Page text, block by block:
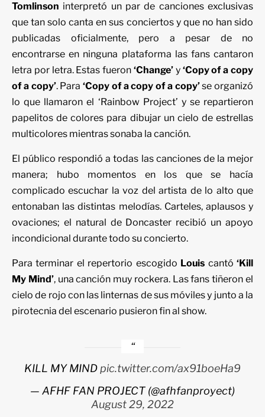
Tomlinson interpretó un par de canciones exclusivas
que tan solo canta en sus conciertos y que no han sido
publicadas oficialmente, pero a pesar de no
encontrarse en ninguna plataforma las fans cantaron
letra por letra. Estas fueron ‘Change’ y ‘Copy of a copy
of a copy’. Para ‘Copy of a copy of a copy’se organizó
lo que llamaron el ‘Rainbow Project’ y se repartieron
papelitos de colores para dibujar un cielo de estrellas
multicolores mientras sonaba la canción.
El público respondió a todas las canciones de la mejor
manera; hubo momentos en los que se hacía
complicado escuchar la voz del artista de lo alto que
entonaban las distintas melodías. Carteles, aplausos y
ovaciones; el natural de Doncaster recibió un apoyo
incondicional durante todo su concierto.
Para terminar el repertorio escogido Louis cantó‘Kill
My Mind’, una canción muy rockera. Las fans tiñeron el
cielo de rojo con las linternas de sus móviles y junto a la
pirotecnia del escenario pusieron fin al show.
KILL MY MIND pic.twitter.com/ax91boeHa9
— AFHF FAN PROJECT (@afhfanproyect)
August 29, 2022